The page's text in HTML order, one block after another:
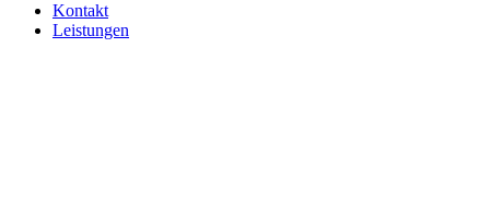
Kontakt
Leistungen